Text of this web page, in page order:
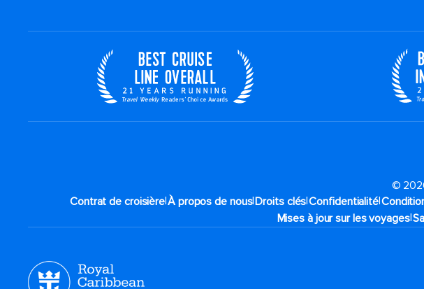
©
Contrat de croisière|À propos de nous|Droits clés|Confidentialité|
Mises à jour sur les voyages|